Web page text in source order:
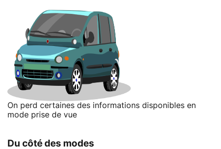
On perd certaines des informations disponibles en
mode prise de vue
Du côté des modes